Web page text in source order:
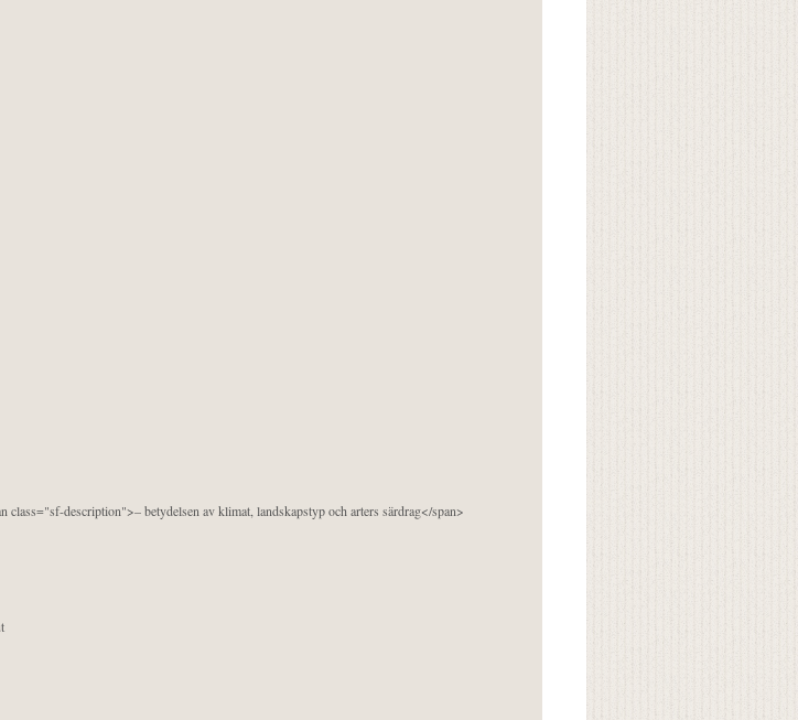
description">– betydelsen av klimat, landskapstyp och arters särdrag</span>